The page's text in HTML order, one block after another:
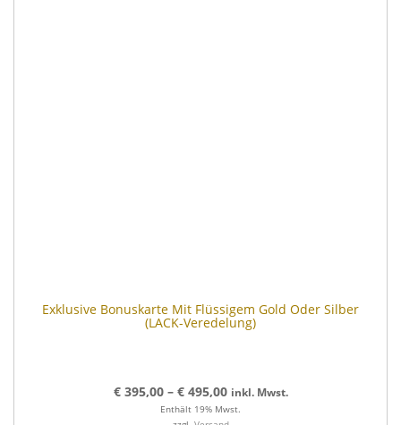
Exklusive Bonuskarte Mit Flüssigem Gold Oder Silber
(LACK-Veredelung)
€395,00 – €495,00 inkl. Mwst.
Enthält 19% Mwst.